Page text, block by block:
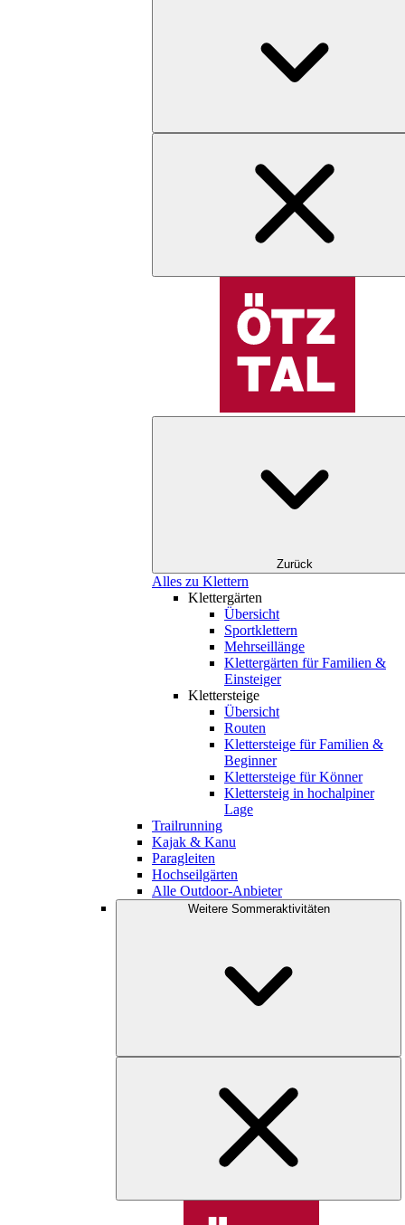
Zurück
Alles zu Klettern
Klettergärten
Übersicht
Sportklettern
Mehrseillänge
Klettergärten für Familien &
Einsteiger
Klettersteige
Übersicht
Routen
Klettersteige für Familien &
Beginner
Klettersteige für Könner
Klettersteig in hochalpiner
Lage
Trailrunning
Kajak & Kanu
Paragleiten
Hochseilgärten
Alle Outdoor-Anbieter
Weitere Sommeraktivitäten